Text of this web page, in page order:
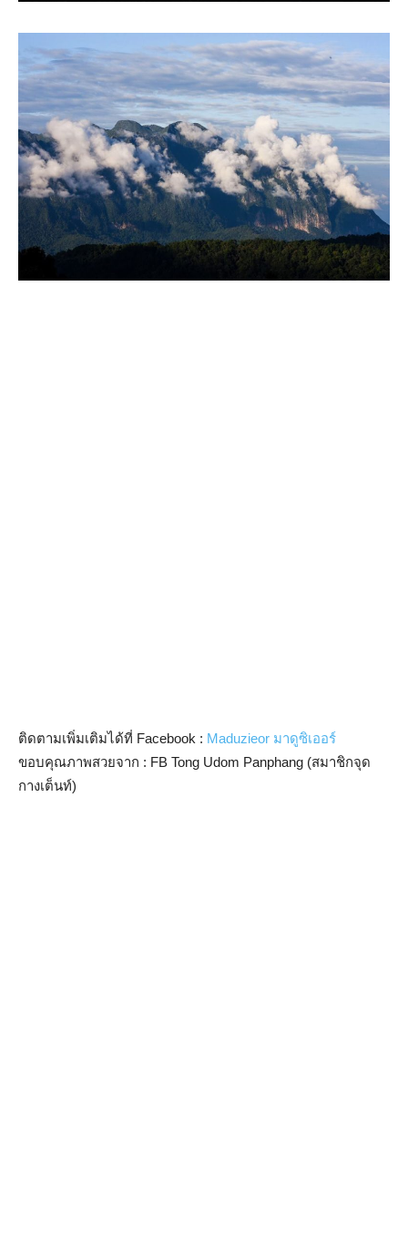
ติดตามเพิ่มเติมได้ที่ Facebook : Maduzieor มาดูซิเออร์
ขอบคุณภาพสวยจาก : FB Tong Udom Panphang (สมาชิกจุด
กางเต็นท์)